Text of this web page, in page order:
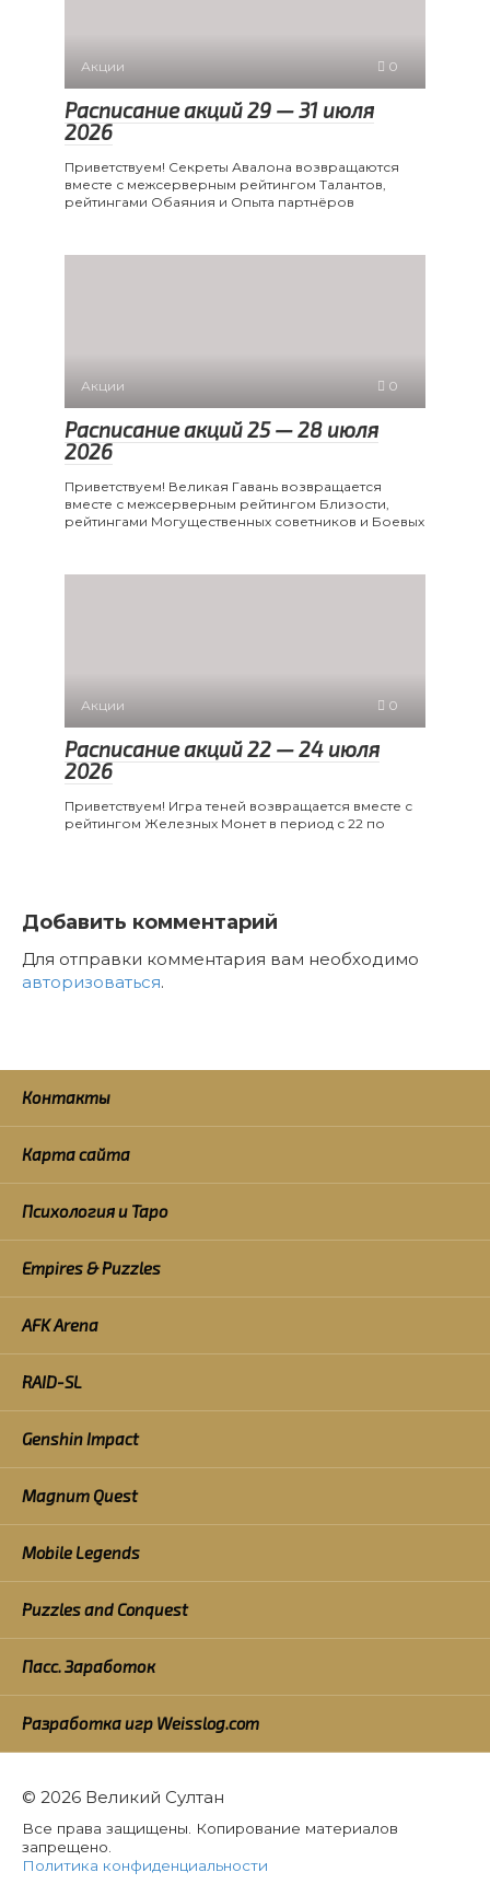
Акции 0
Расписание акций 29 — 31 июля
2026
Приветствуем! Секреты Авалона возвращаются
вместе с межсерверным рейтингом Талантов,
рейтингами Обаяния и Опыта партнёров
Акции 0
Расписание акций 25 — 28 июля
2026
Приветствуем! Великая Гавань возвращается
вместе с межсерверным рейтингом Близости,
рейтингами Могущественных советников и Боевых
Акции 0
Расписание акций 22 — 24 июля
2026
Приветствуем! Игра теней возвращается вместе с
рейтингом Железных Монет в период с 22 по
Добавить комментарий
Для отправки комментария вам необходимо
авторизоваться.
Контакты
Карта сайта
Психология и Таро
Empires & Puzzles
AFK Arena
RAID-SL
Genshin Impact
Magnum Quest
Mobile Legends
Puzzles and Conquest
Пасс. Заработок
Разработка игр Weisslog.com
© 2026 Великий Султан
Все права защищены. Копирование материалов
запрещено.
Политика конфиденциальности